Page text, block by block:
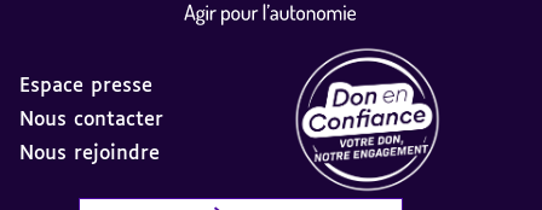
Espace presse
Nous contacter
Nous rejoindre